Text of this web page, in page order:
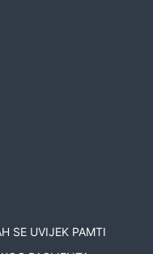
SE UVIJEK PAMTI